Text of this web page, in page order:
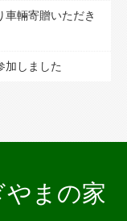
輛寄贈いただき
加しました
まの家